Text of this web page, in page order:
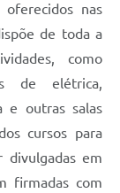
nas
de toda a
como
de elétrica,
e outras salas
cursos para
em
firmadas com